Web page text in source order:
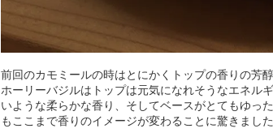
前回のカモミールの時はとにかくトップの香りの芳
ホーリーバジルはトップは元気になれそうなエネル
いような柔らかな香り、そしてベースがとてもゆっ
もここまで香りのイメージが変わることに驚きました